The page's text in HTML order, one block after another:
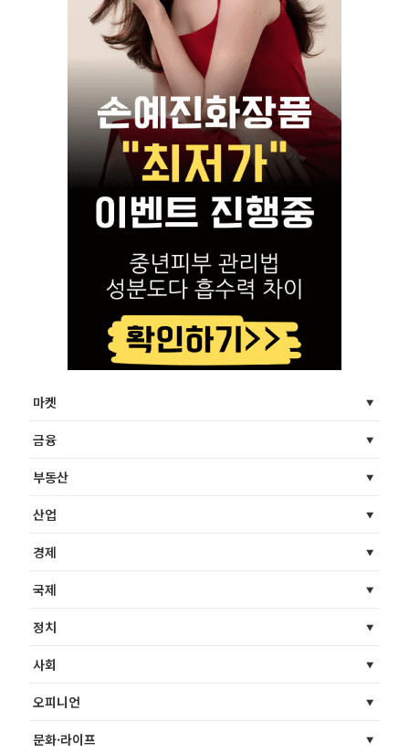
마켓
금융
부동산
산업
경제
국제
정치
사회
오피니언
문화·라이프